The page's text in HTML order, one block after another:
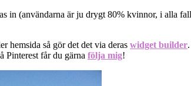
in (användarna är ju drygt 80% kvinnor, i alla
hemsida så gör det det via deras widget builder
Pinterest får du gärna följa mig!